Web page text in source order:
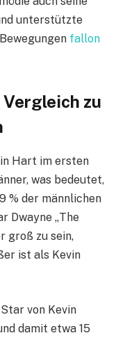
unterstützte
fallon
zu
Hart im ersten
was bedeutet,
% der männlichen
Dwayne „The
groß zu sein,
ist als Kevin
von Kevin
damit etwa 15